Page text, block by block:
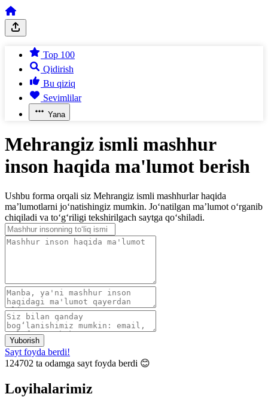
Top 100
Qidirish
Bu qiziq
Sevimlilar
Yana
Mehrangiz ismli mashhur
inson haqida ma'lumot berish
Ushbu forma orqali siz Mehrangiz ismli mashhurlar haqida
ma’lumotlarni jo‘natishingiz mumkin. Jo‘natilgan ma’lumot o‘rganib
chiqiladi va to‘g‘riligi tekshirilgach saytga qo‘shiladi.
Yuborish
Sayt foyda berdi!
124702 ta odamga sayt foyda berdi 😊
Loyihalarimiz